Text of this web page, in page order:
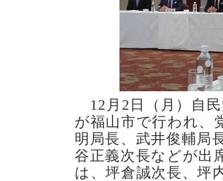
12月2日（月）自
が福山市で行われ、
明局長、武井俊輔局
谷正義次長などが出
は、坪倉誠次長、坪